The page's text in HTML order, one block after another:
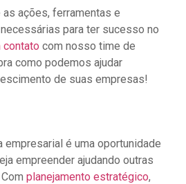
ações, ferramentas e
para ter sucesso no
contato com nosso time de
como podemos ajudar
de suas empresas!
empresarial é uma oportunidade
empreender ajudando outras
planejamento estratégico,